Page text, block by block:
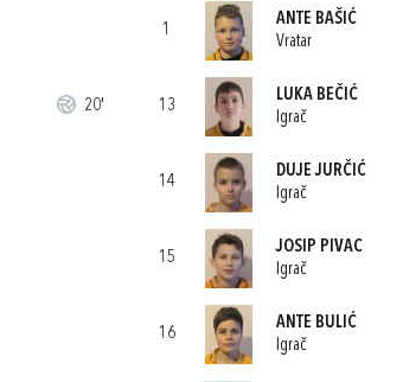
20'
1
ANTE BAŠIĆ
Vratar
13
LUKA BEČIĆ
Igrač
14
DUJE JURČIĆ
Igrač
15
JOSIP PIVAC
Igrač
16
ANTE BULIĆ
Igrač